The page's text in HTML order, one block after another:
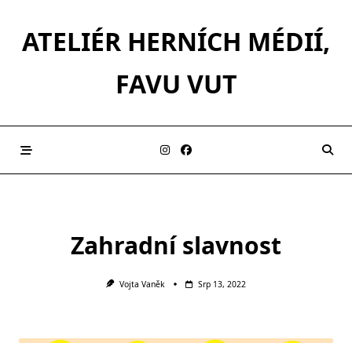
contentATELIÉR HERNÍCH MÉDIÍ,
FAVU VUT
Zahradní slavnost
Vojta Vaněk Srp 13, 2022